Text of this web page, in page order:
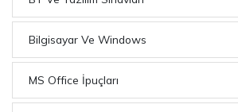
Bilgisayar Ve Windows
MS Office İpuçları